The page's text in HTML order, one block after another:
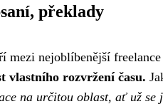
překlady
mezi nejoblíbenější
vlastního rozvržení času.
na určitou oblast, ať už se